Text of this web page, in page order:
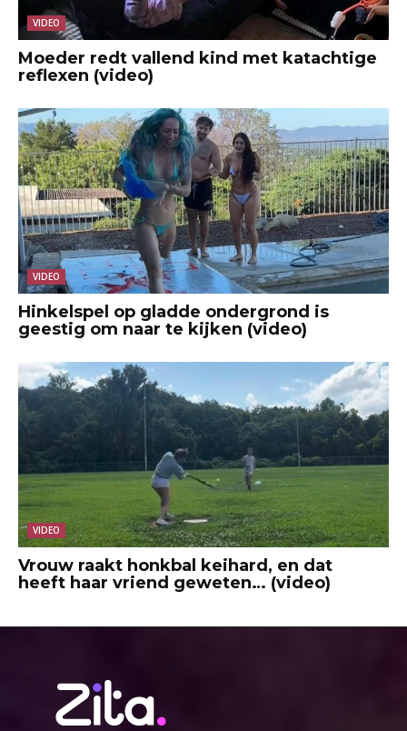
VIDEO
Moeder redt vallend kind met katachtige
reflexen (video)
VIDEO
Hinkelspel op gladde ondergrond is
geestig om naar te kijken (video)
VIDEO
Vrouw raakt honkbal keihard, en dat
heeft haar vriend geweten… (video)